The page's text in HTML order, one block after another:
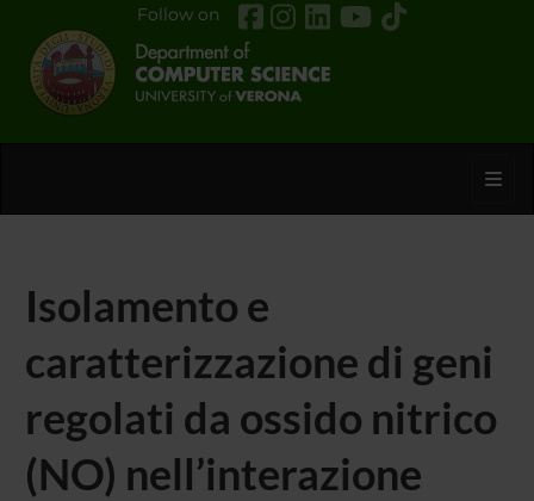
Follow on
Isolamento e
caratterizzazione di geni
regolati da ossido nitrico
(NO) nell’interazione